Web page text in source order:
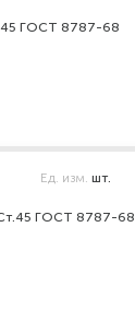
ГОСТ 8787-68
ГОСТ 8787-68
Ед. изм. шт.